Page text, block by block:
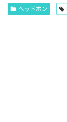
ヘッドホン